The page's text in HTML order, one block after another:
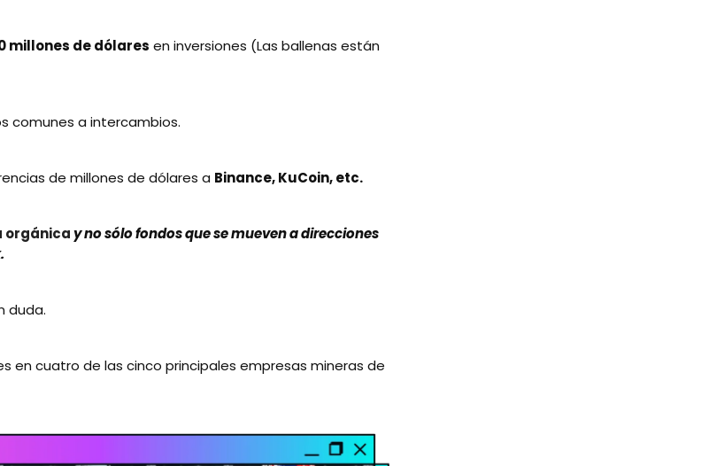
millones de dólares en inversiones (Las ballenas están
comunes a intercambios.
de millones de dólares a Binance, KuCoin, etc.
orgánicay no sólo fondos que se mueven a direcciones
duda.
en cuatro de las cinco principales empresas mineras de